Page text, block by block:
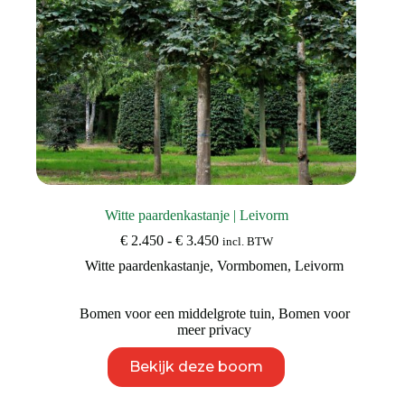
Witte paardenkastanje | Leivorm
€2.450 - €3.450Prijsklasse:
tot
incl. BTW
Witte paardenkastanje,Vormbomen,Leivorm
Bomen voor een middelgrote tuin, Bomen voor
meer privacy
Bekijk deze boom
product
heeft